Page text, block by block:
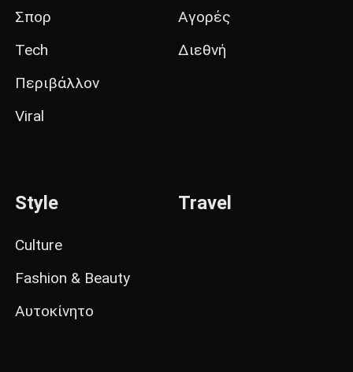
Σπορ
Tech
Περιβάλλον
Viral
Αγορές
Διεθνή
Style
Culture
Fashion & Beauty
Αυτοκίνητο
Travel